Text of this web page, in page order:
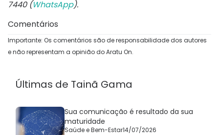
7440 (WhatsApp).
Comentários
Importante: Os comentários são de responsabilidade dos autores
e não representam a opinião do Aratu On.
Últimas de Tainã Gama
Sua comunicação é resultado da sua
maturidade
Saúde e Bem-Estar14/07/2026